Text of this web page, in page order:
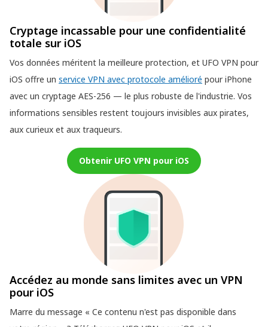
Cryptage incassable pour une confidentialité
totale sur iOS
Vos données méritent la meilleure protection, et UFO VPN pour
iOS offre un service VPN avec protocole amélioré pour iPhone
avec un cryptage AES-256 — le plus robuste de l'industrie. Vos
informations sensibles restent toujours invisibles aux pirates,
aux curieux et aux traqueurs.
Obtenir UFO VPN pour iOS
Accédez au monde sans limites avec un VPN
pour iOS
Marre du message « Ce contenu n'est pas disponible dans